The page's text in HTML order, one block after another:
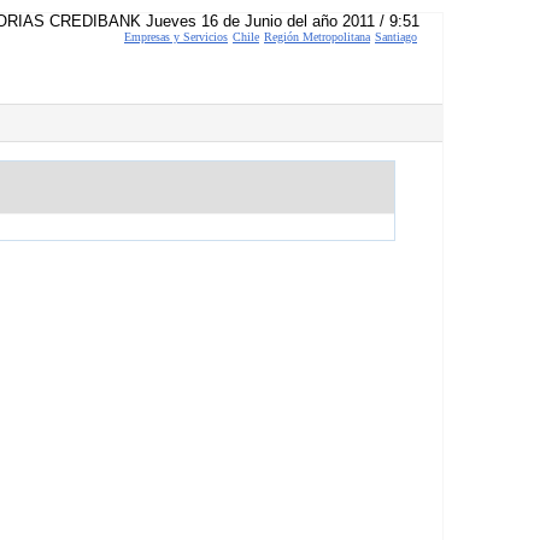
Empresas y Servicios Chile Región Metropolitana Santiago
CREDIBANK Jueves 16 de Junio del año 2011 / 9:51